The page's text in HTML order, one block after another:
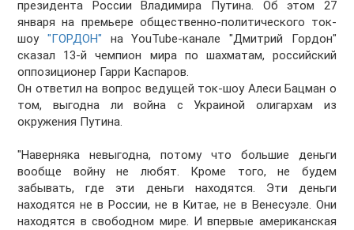
президента России Владимира Путина. Об этом 27
января на премьере общественно-политического ток-
шоу"ГОРДОН" на YouTube-канале "Дмитрий Гордон"
сказал 13-й чемпион мира по шахматам, российский
оппозиционер Гарри Каспаров.
Он ответил на вопрос ведущей ток-шоу Алеси Бацман о
том, выгодна ли война с Украиной олигархам из
окружения Путина.
"Наверняка невыгодна, потому что большие деньги
вообще войну не любят. Кроме того, не будем
забывать, где эти деньги находятся. Эти деньги
находятся не в России, не в Китае, не в Венесуэле. Они
находятся в свободном мире. И впервые американская